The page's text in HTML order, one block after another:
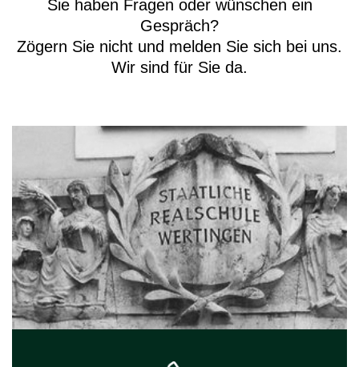
Sie haben Fragen oder wünschen ein
Gespräch?
Zögern Sie nicht und melden Sie sich bei uns.
Wir sind für Sie da.